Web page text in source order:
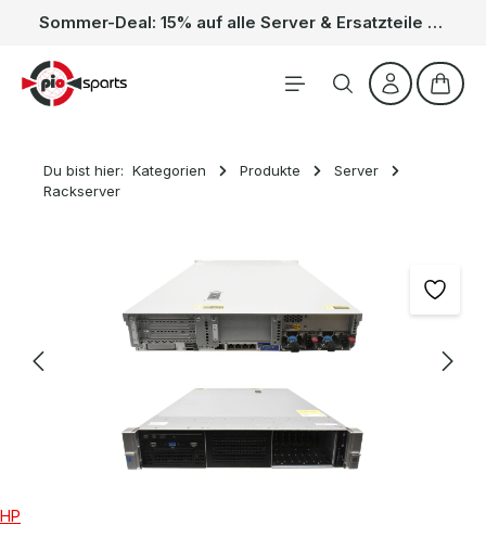
Zum Hauptinhalt springen Sommer-Deal: 15% auf alle Server & Ersatzteile – Kein Code nötig, der Rabatt wird automatisch im Warenkorb abgezogen. Gültig vom 01.06. bis 31.08.
Du bist hier: Kategorien Produkte
Server
Rackserver
HP